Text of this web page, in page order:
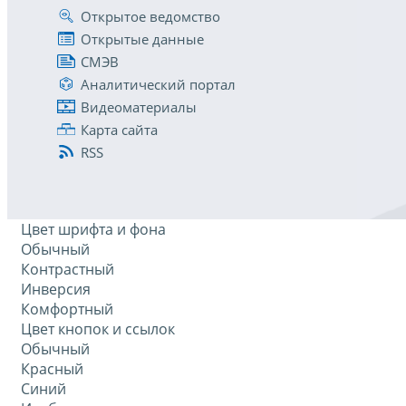
Открытое ведомство
Открытые данные
СМЭВ
Аналитический портал
Видеоматериалы
Карта сайта
RSS
Цвет шрифта и фона
Обычный
Контрастный
Инверсия
Комфортный
Цвет кнопок и ссылок
Обычный
Красный
Синий